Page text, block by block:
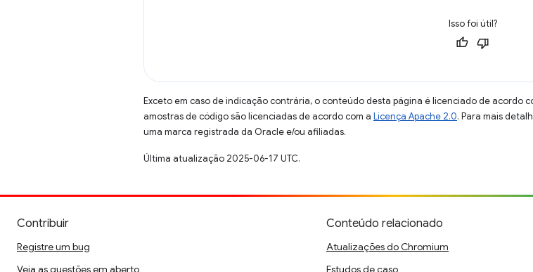
Isso foi útil?
Exceto em caso de indicação contrária, o conteúdo desta página é licenciado de acordo
amostras de código são licenciadas de acordo com a Licença Apache 2.0. Para mais
uma marca registrada da Oracle e/ou afiliadas.
Última atualização 2025-06-17 UTC.
Contribuir
Registre um bug
Veja as questões em aberto
Conteúdo relacionado
Atualizações do Chromium
Estudos de caso